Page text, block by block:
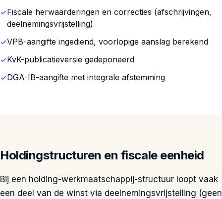
Fiscale herwaarderingen en correcties (afschrijvingen,
deelnemingsvrijstelling)
VPB-aangifte ingediend, voorlopige aanslag berekend
KvK-publicatieversie gedeponeerd
DGA-IB-aangifte met integrale afstemming
Holdingstructuren en fiscale eenheid
Bij een holding-werkmaatschappij-structuur loopt vaak
een deel van de winst via deelnemingsvrijstelling (geen